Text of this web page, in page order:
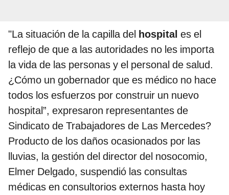
"La situación de la capilla del hospital es el
reflejo de que a las autoridades no les importa
la vida de las personas y el personal de salud.
¿Cómo un gobernador que es médico no hace
todos los esfuerzos por construir un nuevo
hospital”, expresaron representantes de
Sindicato de Trabajadores de Las Mercedes?
Producto de los daños ocasionados por las
lluvias, la gestión del director del nosocomio,
Elmer Delgado, suspendió las consultas
médicas en consultorios externos hasta hoy